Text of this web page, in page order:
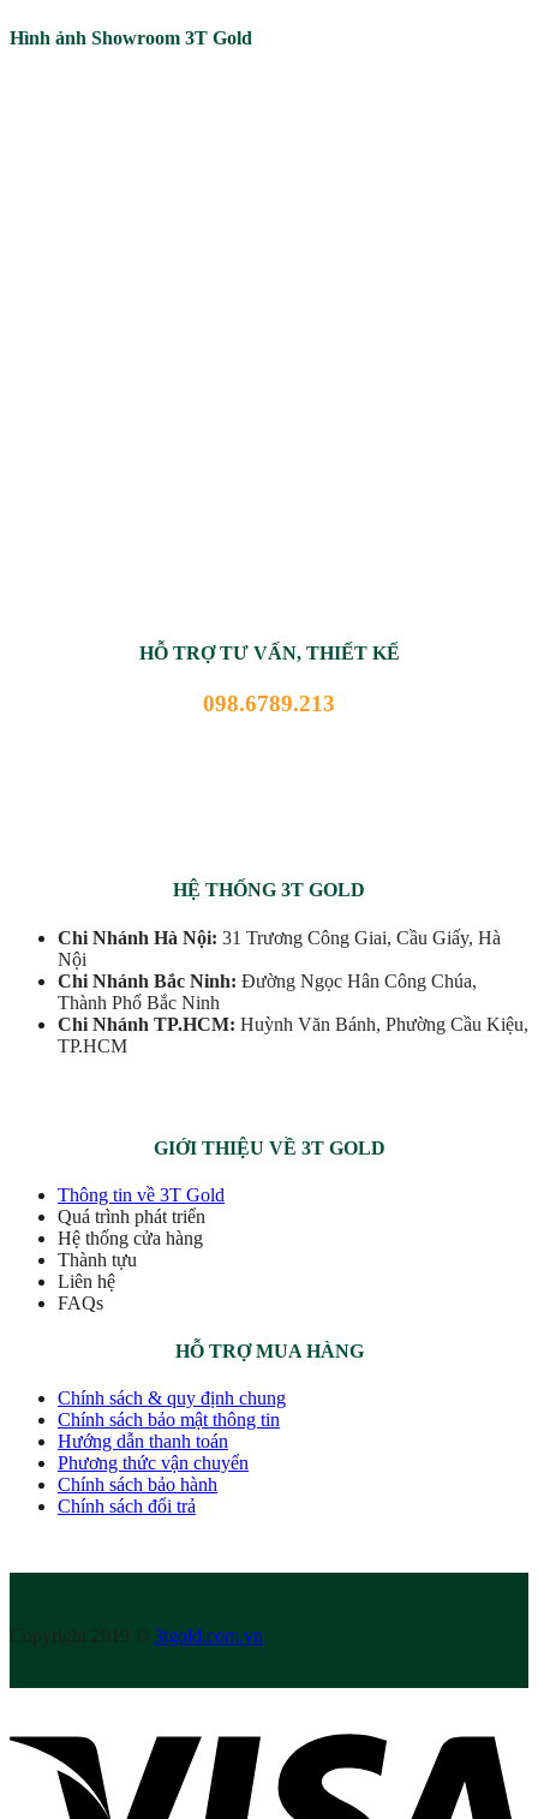
Hình ảnh Showroom 3T Gold
HỖ TRỢ TƯ VẤN, THIẾT KẾ
098.6789.213
HỆ THỐNG 3T GOLD
Chi Nhánh Hà Nội: 31 Trương Công Giai, Cầu Giấy, Hà
Nội
Chi Nhánh Bắc Ninh: Đường Ngọc Hân Công Chúa,
Thành Phố Bắc Ninh
Chi Nhánh TP.HCM: Huỳnh Văn Bánh, Phường Cầu Kiệu,
TP.HCM
GIỚI THIỆU VỀ 3T GOLD
Thông tin về 3T Gold
Quá trình phát triển
Hệ thống cửa hàng
Thành tựu
Liên hệ
FAQs
HỖ TRỢ MUA HÀNG
Chính sách & quy định chung
Chính sách bảo mật thông tin
Hướng dẫn thanh toán
Phương thức vận chuyển
Chính sách bảo hành
Chính sách đổi trả
Copyright 2019 © 3tgold.com.vn